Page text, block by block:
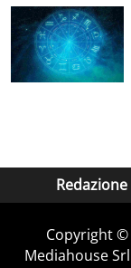
Redazione
Copyright
Mediahouse